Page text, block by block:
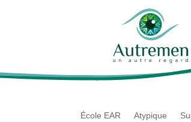
École EAR Atypique